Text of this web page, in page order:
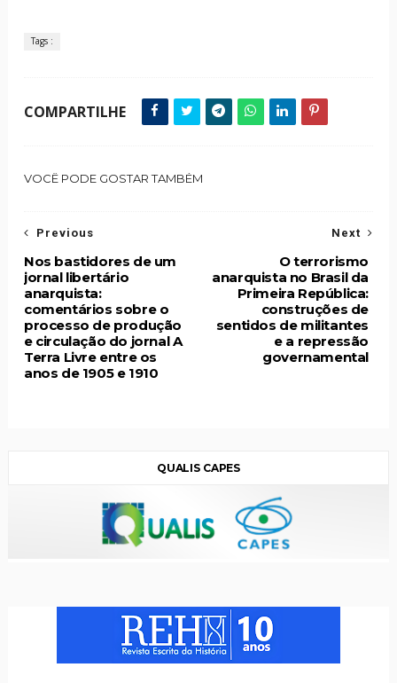
Tags :
COMPARTILHE
VOCÊ PODE GOSTAR TAMBÉM
Next
O terrorismo
anarquista no Brasil da
Primeira República:
construções de
sentidos de militantes
e a repressão
governamental
Previous
Nos bastidores de um
jornal libertário
anarquista:
comentários sobre o
processo de produção
e circulação do jornal A
Terra Livre entre os
anos de 1905 e 1910
QUALIS CAPES